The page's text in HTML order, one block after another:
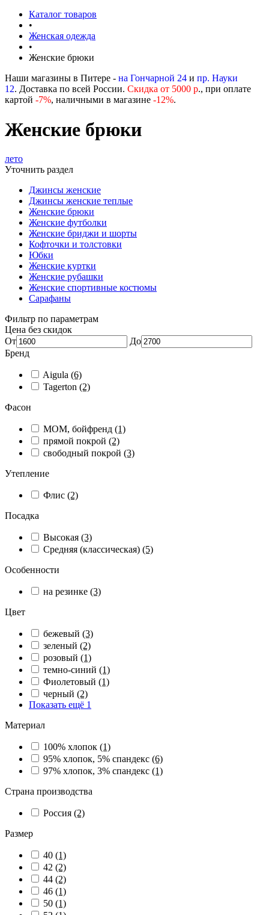
Каталог товаров
•
Женская одежда
•
Женские брюки
Наши магазины в Питере - на Гончарной 24 и пр. Науки
12. Доставка по всей России. Скидка от 5000 р., при оплате
картой -7%, наличными в магазине -12%.
Женские брюки
лето
Уточнить раздел
Джинсы женские
Джинсы женские теплые
Женские брюки
Женские футболки
Женские бриджи и шорты
Кофточки и толстовки
Юбки
Женские куртки
Женские рубашки
Женские спортивные костюмы
Сарафаны
Фильтр по параметрам
Цена без скидок
От
До
Бренд
Aigula (6)
Tagerton (2)
Фасон
МОМ, бойфренд (1)
прямой покрой (2)
свободный покрой (3)
Утепление
Флис (2)
Посадка
Высокая (3)
Средняя (классическая) (5)
Особенности
на резинке (3)
Цвет
бежевый (3)
зеленый (2)
розовый (1)
темно-синий (1)
Фиолетовый (1)
черный (2)
Показать ещё 1
Материал
100% хлопок (1)
95% хлопок, 5% спандекс (6)
97% хлопок, 3% спандекс (1)
Страна производства
Россия (2)
Размер
40 (1)
42 (2)
44 (2)
46 (1)
50 (1)